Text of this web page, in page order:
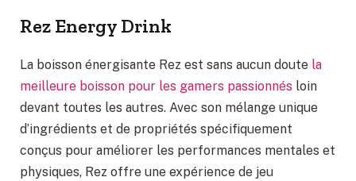
Rez Energy Drink
La boisson énergisante Rez est sans aucun doute la
meilleure boisson pour les gamers passionnés loin
devant toutes les autres. Avec son mélange unique
d’ingrédients et de propriétés spécifiquement
conçus pour améliorer les performances mentales et
physiques, Rez offre une expérience de jeu